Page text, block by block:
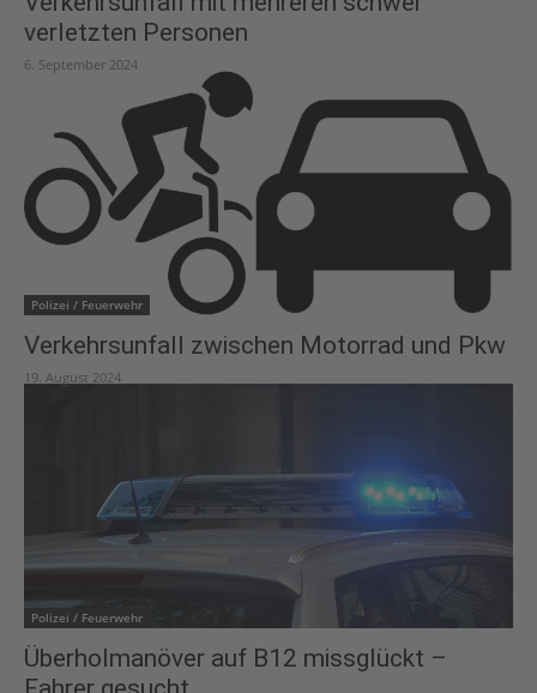
verletzten Personen
6. September 2024
Polizei / Feuerwehr
Verkehrsunfall zwischen Motorrad und Pkw
19. August 2024
Polizei / Feuerwehr
Überholmanöver auf B12 missglückt –